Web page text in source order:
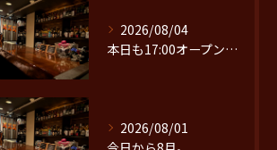
2026/08/04
本日も17:00オープンです。
2026/08/01